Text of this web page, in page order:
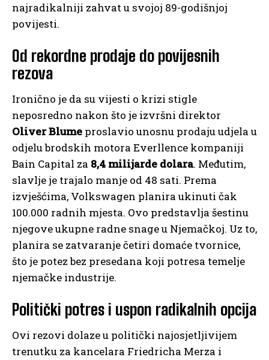
najradikalniji zahvat u svojoj 89-godišnjoj
povijesti.
Od rekordne prodaje do povijesnih
rezova
Ironično je da su vijesti o krizi stigle
neposredno nakon što je izvršni direktor
Oliver Blume proslavio unosnu prodaju udjela u
odjelu brodskih motora Everllence kompaniji
Bain Capital za 8,4 milijarde dolara. Međutim,
slavlje je trajalo manje od 48 sati. Prema
izvješćima, Volkswagen planira ukinuti čak
100.000 radnih mjesta. Ovo predstavlja šestinu
njegove ukupne radne snage u Njemačkoj. Uz to,
planira se zatvaranje četiri domaće tvornice,
što je potez bez presedana koji potresa temelje
njemačke industrije.
Politički potres i uspon radikalnih opcija
Ovi rezovi dolaze u politički najosjetljivijem
trenutku za kancelara Friedricha Merza i